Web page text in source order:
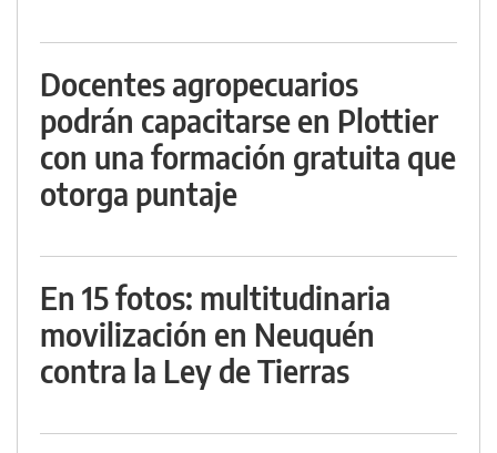
Docentes agropecuarios
podrán capacitarse en Plottier
con una formación gratuita que
otorga puntaje
En 15 fotos: multitudinaria
movilización en Neuquén
contra la Ley de Tierras